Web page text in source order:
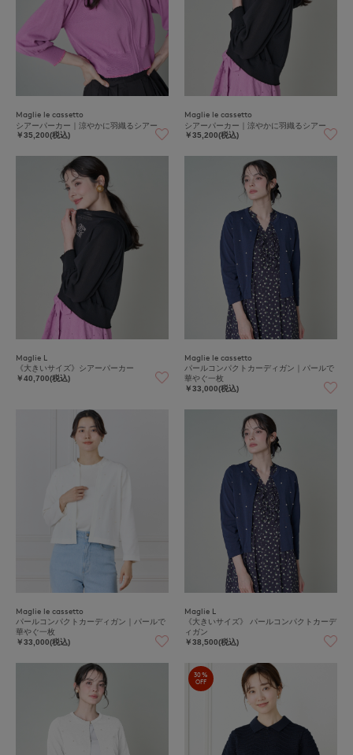
Maglie le cassetto
シアーパーカー｜涼やかに羽織るシアー
￥35,200(税込)
Maglie le cassetto
シアーパーカー｜涼やかに羽織るシアー
￥35,200(税込)
Maglie L
《大きいサイズ》シアーパーカー
￥40,700(税込)
Maglie le cassetto
パールコンパクトカーディガン｜パールで
華やぐ一枚
￥33,000(税込)
Maglie le cassetto
パールコンパクトカーディガン｜パールで
華やぐ一枚
￥33,000(税込)
Maglie L
《大きいサイズ》 パールコンパクトカーデ
ィガン
￥38,500(税込)
30%
OFF